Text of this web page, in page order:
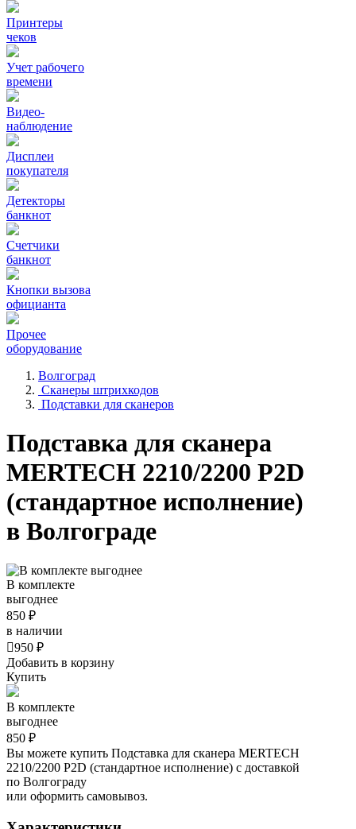
Принтеры
чеков
Учет рабочего
времени
Видео‑
наблюдение
Дисплеи
покупателя
Детекторы
банкнот
Счетчики
банкнот
Кнопки вызова
официанта
Прочее
оборудование
Волгоград
Сканеры штрихкодов
Подставки для сканеров
Подставка для сканера
MERTECH 2210/2200 P2D
(стандартное исполнение)
в Волгограде
В комплекте
выгоднее
850 ₽
в наличии
950 ₽
Добавить в корзину
Купить
В комплекте
выгоднее
850 ₽
Вы можете купить Подставка для сканера MERTECH
2210/2200 P2D (стандартное исполнение) с доставкой
по Волгограду
или оформить самовывоз.